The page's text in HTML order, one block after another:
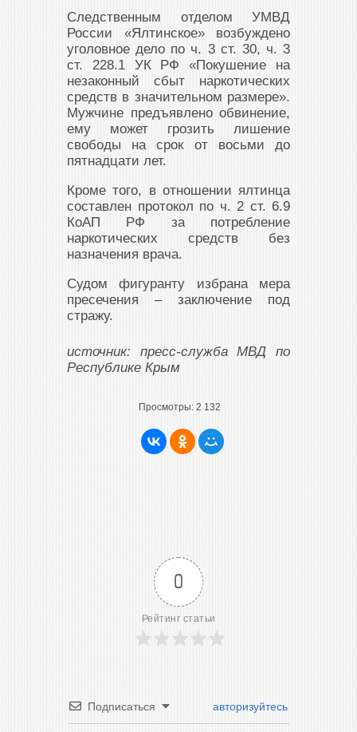
Следственным отделом УМВД
России «Ялтинское» возбуждено
уголовное дело по ч. 3 ст. 30, ч. 3
ст. 228.1 УК РФ «Покушение на
незаконный сбыт наркотических
средств в значительном размере».
Мужчине предъявлено обвинение,
ему может грозить лишение
свободы на срок от восьми до
пятнадцати лет.
Кроме того, в отношении ялтинца
составлен протокол по ч. 2 ст. 6.9
КоАП РФ за потребление
наркотических средств без
назначения врача.
Судом фигуранту избрана мера
пресечения – заключение под
стражу.
источник: пресс-служба МВД по
Республике Крым
Просмотры: 2 132
0
Рейтинг статьи
Подписаться авторизуйтесь